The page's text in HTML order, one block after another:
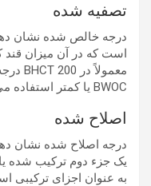
تصفیه شده
درجه خالص شده نشان
است که در آن میزان
BWOC یا کمتر استفاده می شود.
اصلاح شده
درجه اصلاح شده نشان
یک جزء دوم ترکیب شده یا
به عنوان اجزای ترکیبی